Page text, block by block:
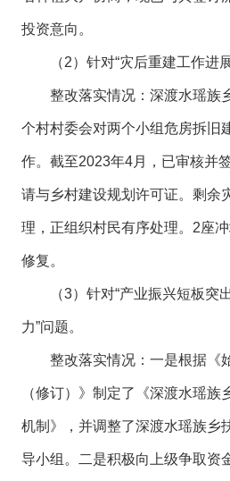
投资意向。
（2）针对“灾后重建工作进展
整改落实情况：深渡水瑶族
个村村委会对两个小组危房拆旧
作。截至2023年4月，已审核并
请与乡村建设规划许可证。剩余
理，正组织村民有序处理。2座
修复。
（3）针对“产业振兴短板突
力”问题。
整改落实情况：一是根据《
（修订）》制定了《深渡水瑶族
机制》，并调整了深渡水瑶族乡
导小组。二是积极向上级争取资